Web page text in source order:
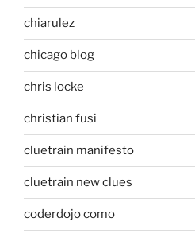
chiarulez
chicago blog
chris locke
christian fusi
cluetrain manifesto
cluetrain new clues
coderdojo como